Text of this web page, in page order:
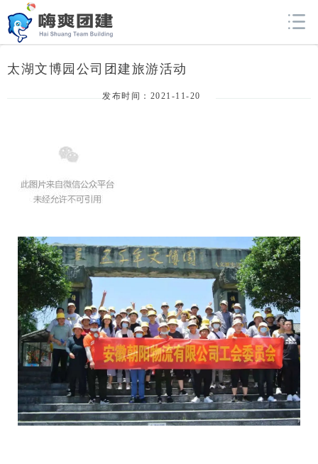
太湖文博园公司团建旅游活动
发布时间：2021-11-20